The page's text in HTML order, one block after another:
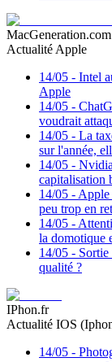
MacGeneration.com
Actualité Apple
14/05 - Intel
Apple
14/05 -
voudrait
14/05 - La
sur l'année,
14/05 -
capitalisation
14/05 - Apple
peu trop en
14/05 -
la domotique
14/05 - Sortie
qualité ?
IPhon.fr
Actualité IOS
14/05 -